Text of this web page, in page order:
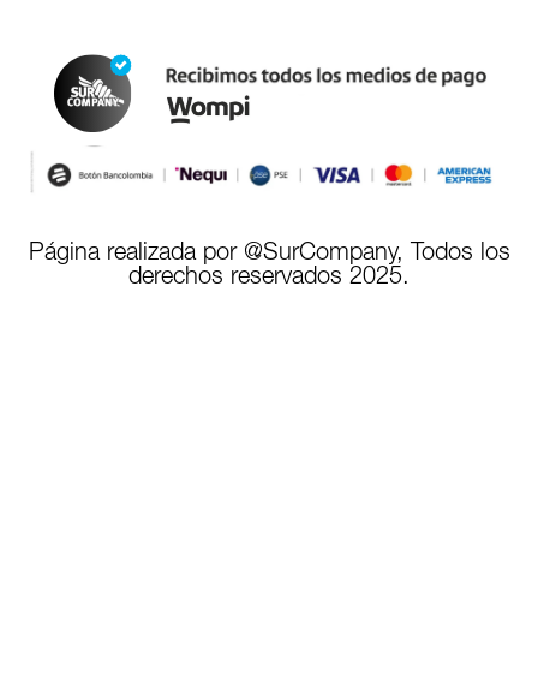
Página realizada por @SurCompany, Todos los
derechos reservados 2025.